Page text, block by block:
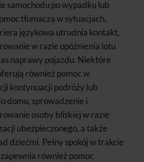
samochodu po wypadku lub
tłumacza w sytuacjach,
językowa utrudnia kontakt,
w razie opóźnienia lotu
naprawy pojazdu. Niektóre
również pomoc w
kontynuacji podróży lub
domu, sprowadzenie i
osoby bliskiej w razie
ubezpieczonego, a także
dziećmi. Pełny spokój w trakcie
również pomoc